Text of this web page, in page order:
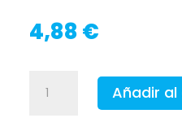
4,88€
roja
Añadir